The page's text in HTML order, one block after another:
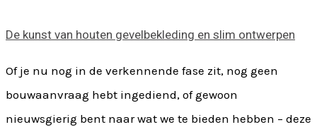
De kunst van houten gevelbekleding en slim ontwerpen
Of je nu nog in de verkennende fase zit, nog geen
bouwaanvraag hebt ingediend, of gewoon
nieuwsgierig bent naar wat we te bieden hebben – deze